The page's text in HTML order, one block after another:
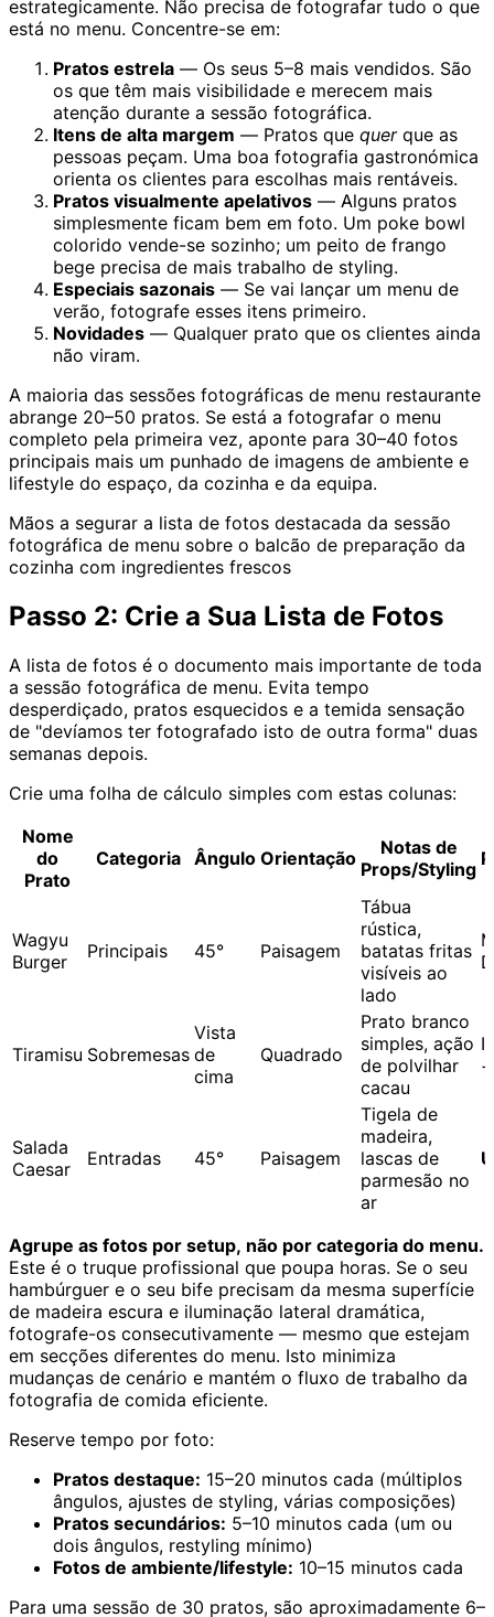
estrategicamente. Não precisa de fotografar tudo o que
está no menu. Concentre-se em:
Pratos estrela — Os seus 5–8 mais vendidos. São
os que têm mais visibilidade e merecem mais
atenção durante a sessão fotográfica.
Itens de alta margem — Pratos que querque as
pessoas peçam. Uma boa fotografia gastronómica
orienta os clientes para escolhas mais rentáveis.
Pratos visualmente apelativos — Alguns pratos
simplesmente ficam bem em foto. Um poke bowl
colorido vende-se sozinho; um peito de frango
bege precisa de mais trabalho de styling.
Especiais sazonais — Se vai lançar um menu de
verão, fotografe esses itens primeiro.
Novidades — Qualquer prato que os clientes ainda
não viram.
A maioria das sessões fotográficas de menu restaurante
abrange 20–50 pratos. Se está a fotografar o menu
completo pela primeira vez, aponte para 30–40 fotos
principais mais um punhado de imagens de ambiente e
lifestyle do espaço, da cozinha e da equipa.
Mãos a segurar a lista de fotos destacada da sessão
fotográfica de menu sobre o balcão de preparação da
cozinha com ingredientes frescos
Passo 2: Crie a Sua Lista de Fotos
A lista de fotos é o documento mais importante de toda
a sessão fotográfica de menu. Evita tempo
desperdiçado, pratos esquecidos e a temida sensação
de "devíamos ter fotografado isto de outra forma" duas
semanas depois.
Crie uma folha de cálculo simples com estas colunas:
Nome
do
Prato
Categoria Ângulo Orientação
Notas de
Props/Styling
Wagyu
Burger
Principais 45° Paisagem
Tábua
rústica,
batatas fritas
visíveis ao
lado
Tiramisu Sobremesas
Vista
de
cima
Quadrado
Prato branco
simples, ação
de polvilhar
cacau
Salada
Caesar
Entradas 45° Paisagem
Tigela de
madeira,
lascas de
parmesão no
ar
Agrupe as fotos por setup, não por categoria do menu.
Este é o truque profissional que poupa horas. Se o seu
hambúrguer e o seu bife precisam da mesma superfície
de madeira escura e iluminação lateral dramática,
fotografe-os consecutivamente — mesmo que estejam
em secções diferentes do menu. Isto minimiza
mudanças de cenário e mantém o fluxo de trabalho da
fotografia de comida eficiente.
Reserve tempo por foto:
Pratos destaque: 15–20 minutos cada (múltiplos
ângulos, ajustes de styling, várias composições)
Pratos secundários: 5–10 minutos cada (um ou
dois ângulos, restyling mínimo)
Fotos de ambiente/lifestyle: 10–15 minutos cada
Para uma sessão de 30 pratos, são aproximadamente 6–